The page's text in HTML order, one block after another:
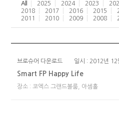
All 2025 2024 2023
2018
2017 2016 2015
2011
2010 2009 2008
브로슈어 다운로드 일시 : 2012년 12
Smart FP Happy Life
장소 : 코엑스 그랜드볼룸, 아셈홀